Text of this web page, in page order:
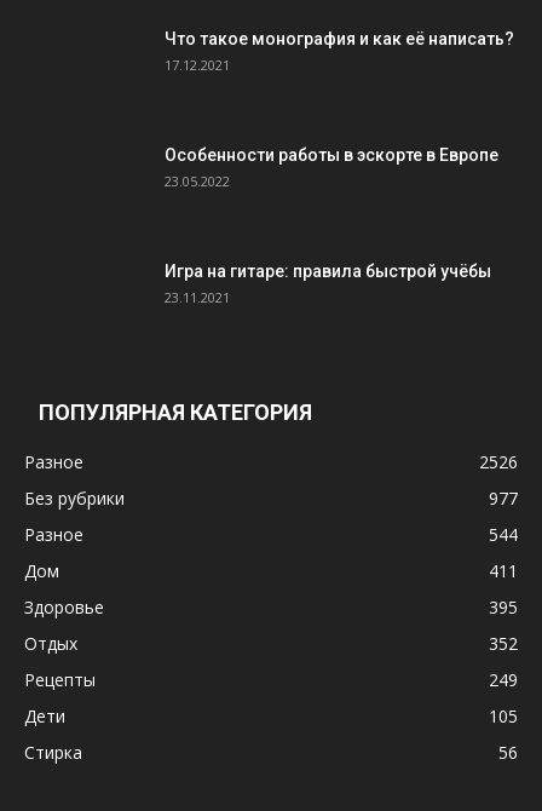
Что такое монография и как её написать?
17.12.2021
Особенности работы в эскорте в Европе
23.05.2022
Игра на гитаре: правила быстрой учёбы
23.11.2021
ПОПУЛЯРНАЯ КАТЕГОРИЯ
Разное
2526
Без рубрики
977
Разное
544
Дом
411
Здоровье
395
Отдых
352
Рецепты
249
Дети
105
Стирка
56